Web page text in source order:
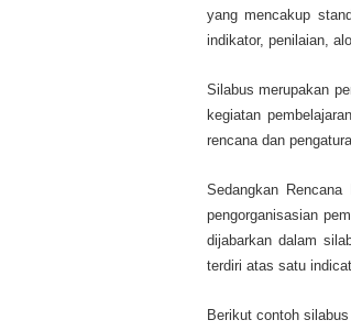
yang mencakup
indikator, penilaian,
Silabus merupakan
kegiatan
rencana dan
Sedangkan
pengorganisasian
dijabarkan dalam
terdiri atas satu
Berikut contoh